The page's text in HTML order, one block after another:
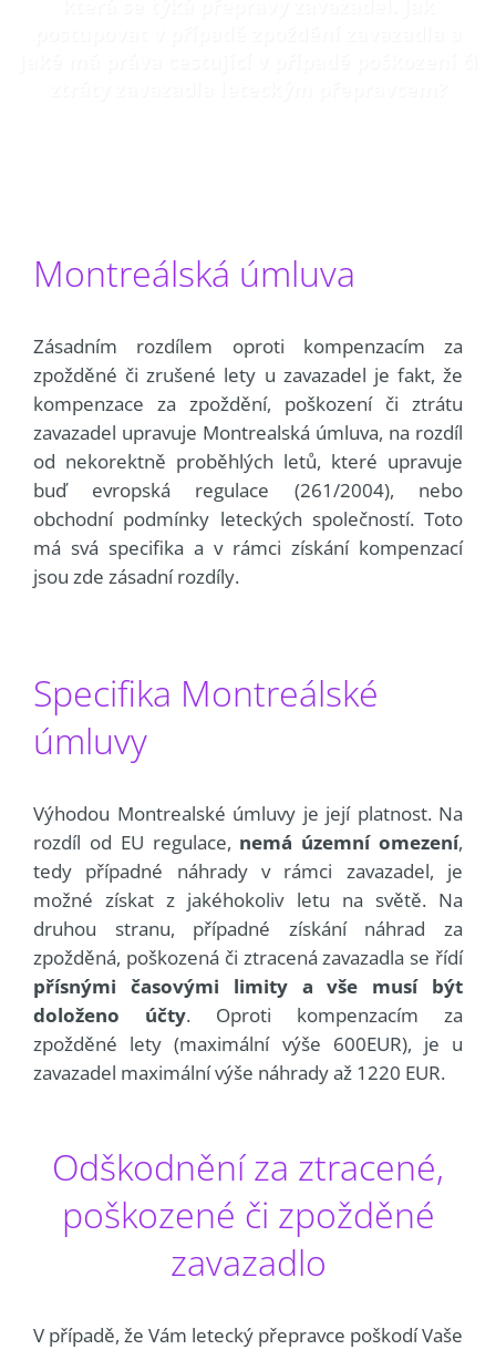
Montreálská úmluva
Zásadním rozdílem oproti kompenzacím za
zpožděné či zrušené lety u zavazadel je fakt, že
kompenzace za zpoždění, poškození či ztrátu
zavazadel upravuje Montrealská úmluva, na rozdíl
od nekorektně proběhlých letů, které upravuje
buď evropská regulace (261/2004), nebo
obchodní podmínky leteckých společností. Toto
má svá specifika a v rámci získání kompenzací
jsou zde zásadní rozdíly.
Specifika Montreálské
úmluvy
Výhodou Montrealské úmluvy je její platnost. Na
rozdíl od EU regulace, nemá územní omezení,
tedy případné náhrady v rámci zavazadel, je
možné získat z jakéhokoliv letu na světě. Na
druhou stranu, případné získání náhrad za
zpožděná, poškozená či ztracená zavazadla se řídí
přísnými časovými limity a vše musí být
doloženo účty. Oproti kompenzacím za
zpožděné lety (maximální výše 600EUR), je u
zavazadel maximální výše náhrady až 1220 EUR.
Odškodnění za ztracené,
poškozené či zpožděné
zavazadlo
V případě, že Vám letecký přepravce poškodí Vaše